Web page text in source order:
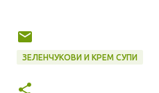
ЗЕЛЕНЧУКОВИ И КРЕМ СУПИ